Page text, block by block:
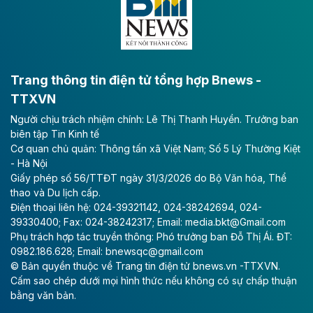
Long Thành
Tổng công ty Cảng hàng không Việt Nam - CTCP
(ACV) vừa lập kỷ lục mới về lợi nhuận trong quý
II/2026.
Theo baodautu.vn
Vinaconex lập đỉnh doanh thu
Tổng CTCP Xuất nhập khẩu và Xây dựng Việt Nam
(Vinaconex) đã khép lại nửa đầu năm với doanh thu
thuần gần 7.268 tỷ đồng, tăng 4% so với cùng kỳ và
cũng là mức cao nhất lịch sử hoạt động của doanh
nghiệp.
Trang thông tin điện tử tổng hợp Bnews -
TTXVN
Người chịu trách nhiệm chính: Lê Thị Thanh Huyền. Trưởng ban
biên tập Tin Kinh tế
Cơ quan chủ quản: Thông tấn xã Việt Nam; Số 5 Lý Thường Kiệt
- Hà Nội
Giấy phép số 56/TTĐT ngày 31/3/2026 do Bộ Văn hóa, Thể
thao và Du lịch cấp.
Điện thoại liên hệ: 024-39321142, 024-38242694, 024-
39330400; Fax: 024-38242317; Email: media.bkt@Gmail.com
Phụ trách hợp tác truyền thông: Phó trưởng ban Đỗ Thị Ái. ĐT:
0982.186.628; Email: bnewsqc@gmail.com
© Bản quyền thuộc về Trang tin điện tử bnews.vn -TTXVN.
Cấm sao chép dưới mọi hình thức nếu không có sự chấp thuận
bằng văn bản.